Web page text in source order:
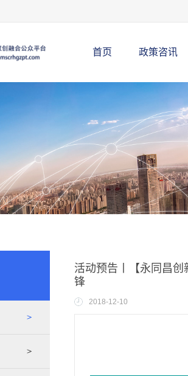
首页 政策咨讯
活动预告丨【永同昌
锋
2018-12-10